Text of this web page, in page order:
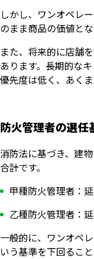
しかし、ワンオペレ
のまま商品の価値と
また、将来的に店舗
あります。長期的な
優先度は低く、あく
防火管理者の選任
消防法に基づき、建
合計です。
甲種防火管理者：
乙種防火管理者：
一般的に、ワンオペ
いう基準を下回るこ